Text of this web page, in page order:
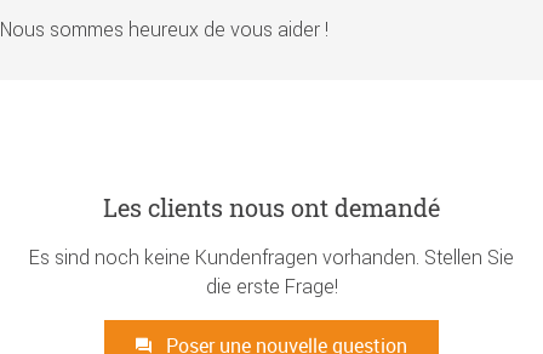
Nous sommes heureux de vous aider !
Les clients nous ont demandé
Es sind noch keine Kundenfragen vorhanden. Stellen Sie
die erste Frage!
Poser une nouvelle question